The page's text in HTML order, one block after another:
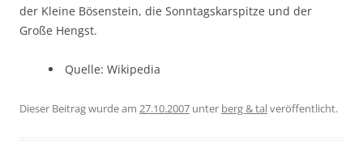
der Kleine Bösenstein, die Sonntagskarspitze und der
Große Hengst.
Quelle: Wikipedia
Dieser Beitrag wurde am 27.10.2007 unter berg & talveröffentlicht.